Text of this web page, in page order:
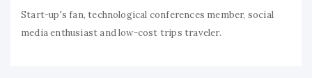
Start-up's fan, technological conferences member, social
media enthusiast and low-cost trips traveler.